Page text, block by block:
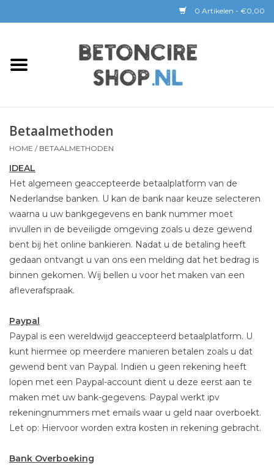
0 Artikelen - €0,00
Home
BaseBeton | Kant & Klaar
GEREEDSCHAP &
COATINGS
Verwerking
Betaalmethoden
HOME / BETAALMETHODEN
IDEAL
Het algemeen geaccepteerde betaalplatform van de
Nederlandse banken. U kan de bank naar keuze selecteren
waarna u uw bankgegevens en bank nummer moet
invullen in de beveiligde omgeving zoals u deze gewend
bent bij het online bankieren. Nadat u de betaling heeft
gedaan ontvangt u van ons een melding dat het bedrag is
binnen gekomen. Wij bellen u voor het maken van een
afleverafspraak.
Paypal
Paypal is een wereldwijd geaccepteerd betaalplatform. U
kunt hiermee op meerdere manieren betalen zoals u dat
gewend bent van Paypal. Indien u geen rekening heeft
lopen met een Paypal-account dient u deze eerst aan te
maken met uw bank-gegevens. Paypal werkt ipv
rekeningnummers met emails waar u geld naar overboekt.
Let op: Hiervoor worden extra kosten in rekening gebracht.
Bank Overboeking